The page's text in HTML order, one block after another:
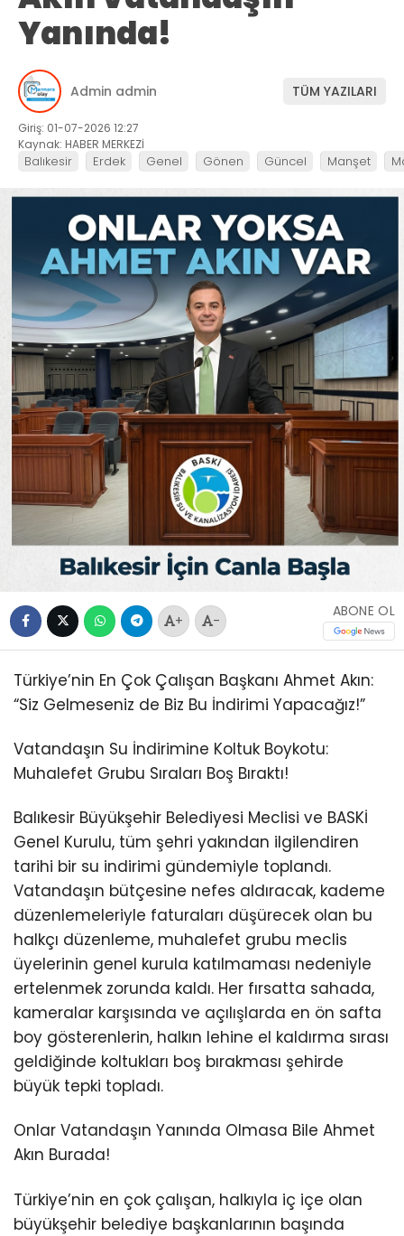
Yanında!
Admin admin TÜM YAZILARI
Giriş: 01-07-2026 12:27
Kaynak: HABER MERKEZİ
Balıkesir Erdek Genel Gönen Güncel Manşet
+ -
ABONE OL
Türkiye’nin En Çok Çalışan Başkanı Ahmet Akın:
“Siz Gelmeseniz de Biz Bu İndirimi Yapacağız!”
Vatandaşın Su İndirimine Koltuk Boykotu:
Muhalefet Grubu Sıraları Boş Bıraktı!
Balıkesir Büyükşehir Belediyesi Meclisi ve BASKİ
Genel Kurulu, tüm şehri yakından ilgilendiren
tarihi bir su indirimi gündemiyle toplandı.
Vatandaşın bütçesine nefes aldıracak, kademe
düzenlemeleriyle faturaları düşürecek olan bu
halkçı düzenleme, muhalefet grubu meclis
üyelerinin genel kurula katılmaması nedeniyle
ertelenmek zorunda kaldı. Her fırsatta sahada,
kameralar karşısında ve açılışlarda en ön safta
boy gösterenlerin, halkın lehine el kaldırma sırası
geldiğinde koltukları boş bırakması şehirde
büyük tepki topladı.
Onlar Vatandaşın Yanında Olmasa Bile Ahmet
Akın Burada!
Türkiye’nin en çok çalışan, halkıyla iç içe olan
büyükşehir belediye başkanlarının başında